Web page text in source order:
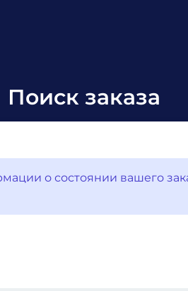
Поиск заказа
о состоянии вашего